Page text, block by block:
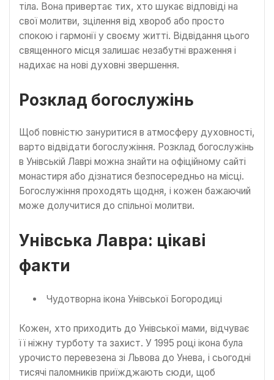
тіла. Вона привертає тих, хто шукає відповіді на
свої молитви, зцілення від хвороб або просто
спокою і гармонії у своєму житті. Відвідання цього
священного місця залишає незабутні враження і
надихає на нові духовні звершення.
Розклад богослужінь
Щоб повністю зануритися в атмосферу духовності,
варто відвідати богослужіння. Розклад богослужінь
в Унівській Лаврі можна знайти на офіційному сайті
монастиря або дізнатися безпосередньо на місці.
Богослужіння проходять щодня, і кожен бажаючий
може долучитися до спільної молитви.
Унівська Лавра: цікаві
факти
Чудотворна ікона Унівської Богородиці
Кожен, хто приходить до Унівської мами, відчуває
її ніжну турботу та захист. У 1995 році ікона була
урочисто перевезена зі Львова до Унева, і сьогодні
тисячі паломників приїжджають сюди, щоб